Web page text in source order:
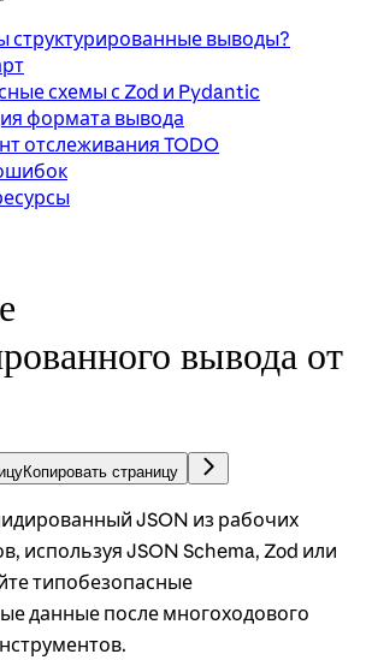
структурированные выводы?
схемы с Zod и Pydantic
формата вывода
отслеживания TODO
вывода от
Копировать страницу
JSON из рабочих
используя JSON Schema, Zod или
типобезопасные
данные после многоходового